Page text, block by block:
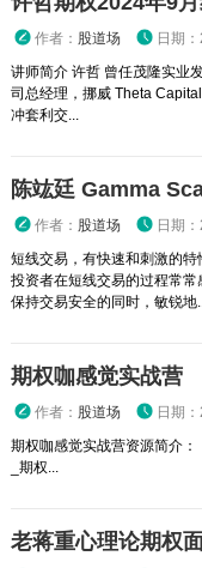
作者： 股道场 日期
讲师简介 许哲 曾任茂隆实业
司总经理，挪威 Theta
冲套利交...
陈竑廷 Gamma
作者： 股道场 日期
短线交易，有快速和刺激的
投资者在短线交易的过程常
保持交易安全的同时，敏锐地
期权咖感觉实战营
作者： 股道场 日期
期权咖感觉实战营资源简介
_期权...
老蒋重心理论期权